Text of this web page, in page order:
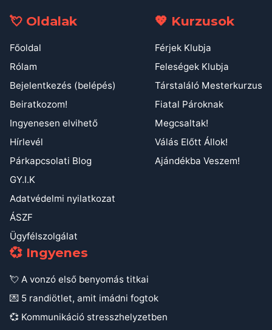
💘 Oldalak
Főoldal
Rólam
Bejelentkezés (belépés)
Beiratkozom!
Ingyenesen elvihető
Hírlevél
Párkapcsolati Blog
GY.I.K
Adatvédelmi nyilatkozat
ÁSZF
Ügyfélszolgálat
💖 Kurzusok
Férjek Klubja
Feleségek Klubja
Társtaláló Mesterkurzus
Fiatal Pároknak
Megcsaltak!
Válás Előtt Állok!
Ajándékba Veszem!
💞 Ingyenes
💘 A vonzó első benyomás titkai
💌 5 randiötlet, amit imádni fogtok
💞 Kommunikáció stresszhelyzetben